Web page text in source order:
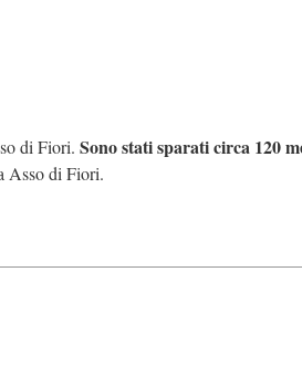
di Fiori. Sono stati sparati circa 120
Asso di Fiori.